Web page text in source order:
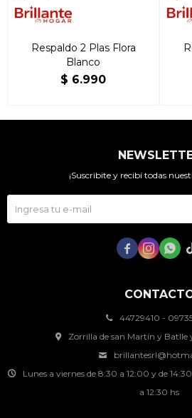
Respaldo 2 Plas Flora
Blanco
$ 6.990
44729410 -
Zorrilla de san Martín y Batlle
Lunes a viernes de 8:30 a 12:00 y de
a 12:30 hs
¡Suscribite y recibí todas
  